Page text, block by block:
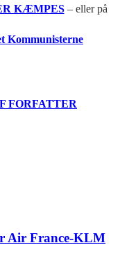
KÆMPES – eller på
Kommunisterne
FORFATTER
Air France-KLM